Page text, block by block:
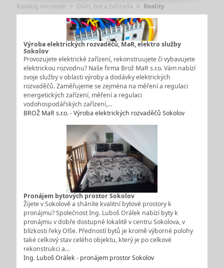
Katalog microsite Dům, byt a zahrada Reality
Výroba elektrických rozvaděčů, MaR, elektro služby
Sokolov
Provozujete elektrické zařízení, rekonstruujete či vybavujete
elektrickou rozvodnu? Naše firma Brož MaR s.r.o. Vám nabízí
svoje služby v oblasti výroby a dodávky elektrických
rozvaděčů. Zaměřujeme se zejména na měření a regulaci
energetických zařízení, měření a regulaci
vodohospodářských zařízení,…
BROŽ MaR s.r.o. - Výroba elektrických rozvaděčů Sokolov
Pronájem bytových prostor Sokolov
Žijete v Sokolově a sháníte kvalitní bytové prostory k
pronájmu? Společnost Ing. Luboš Orálek nabízí byty k
pronájmu v dobře dostupné lokalitě v centru Sokolova, v
blízkosti řeky Olše. Předností bytů je kromě výborné polohy
také celkový stav celého objektu, který je po celkové
rekonstrukci a…
Ing. Luboš Orálek - pronájem prostor Sokolov